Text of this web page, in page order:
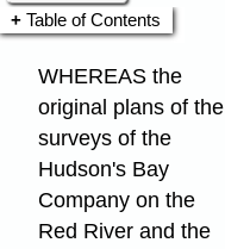
Table of Contents
WHEREAS the
original plans of the
surveys of the
Hudson's Bay
Company on the
Red River and the